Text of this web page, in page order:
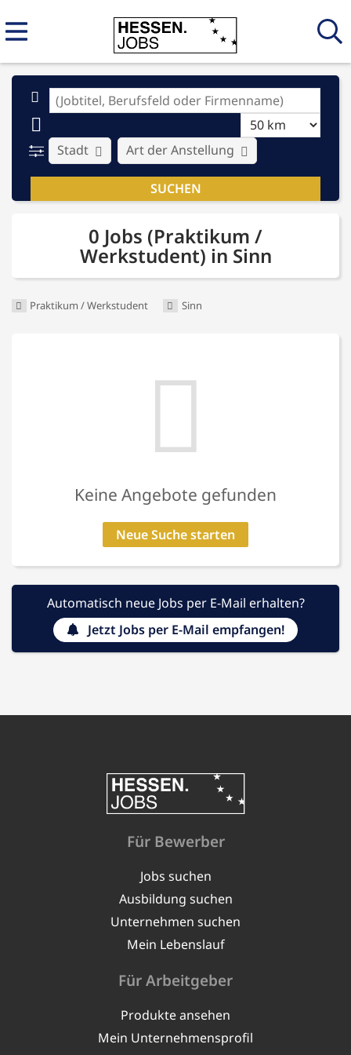
Stadt Art der Anstellung
0 Jobs (Praktikum /
Werkstudent) in Sinn
Praktikum / Werkstudent Sinn
Keine Angebote gefunden
Neue Suche starten
Automatisch neue Jobs per E-Mail erhalten?
Jetzt Jobs per E-Mail empfangen!
Für Bewerber
Jobs suchen
Ausbildung suchen
Unternehmen suchen
Mein Lebenslauf
Für Arbeitgeber
Produkte ansehen
Mein Unternehmensprofil